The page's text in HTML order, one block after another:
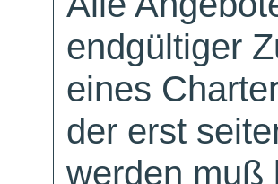
endgültiger
eines
der erst
werden muß